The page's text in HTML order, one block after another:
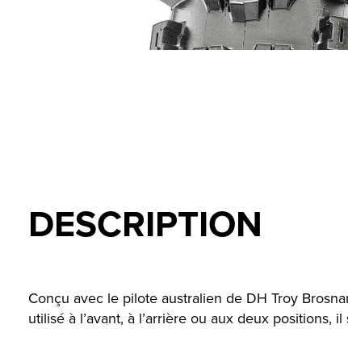
DESCRIPTION
Conçu avec le pilote australien de DH Troy
utilisé à l’avant, à l’arrière ou aux deux positions,